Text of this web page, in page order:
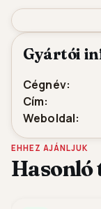
Gyártói
Cégnév:
Cím:
Weboldal:
EHHEZ AJÁNLJUK